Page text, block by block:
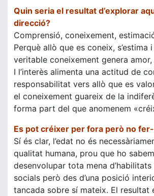
Quin seria el resultat d’explorar
direcció?
Comprensió, coneixement,
Perquè allò que es coneix, s’estima
veritable coneixement genera
I l’interès alimenta una actitud de
responsabilitat vers allò que es
el coneixement guareix de la
forma part del que anomenem
Es pot créixer per fora però no
Sí és clar, l’edat no és
qualitat humana, prou que ho
desenvolupar tota mena
socials però des d’una posició
tancada sobre sí mateix. El resultat